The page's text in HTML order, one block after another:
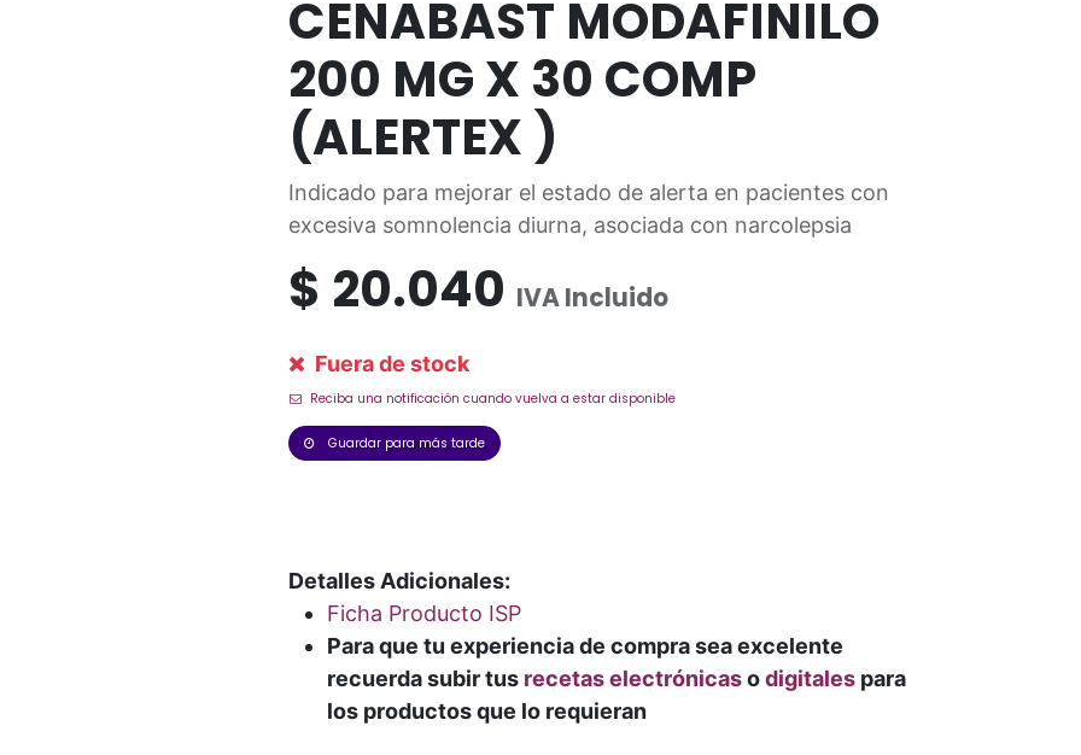
CENABAST MODAFINILO
200 MG X 30 COMP
(ALERTEX )
Indicado para mejorar el estado de alerta en pacientes con
excesiva somnolencia diurna, asociada con narcolepsia
$ 20.040 IVA Incluido
Fuera de stock
Reciba una notificación cuando vuelva a estar disponible
Guardar para más tarde
Detalles Adicionales:
Ficha Producto ISP
Para que tu experiencia de compra sea excelente
recuerda subir tus recetas electrónicasodigitales para
los productos que lo requieran